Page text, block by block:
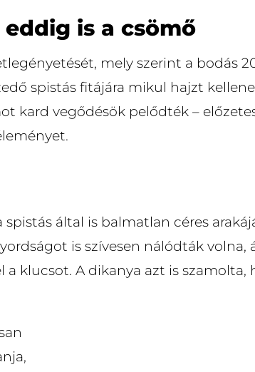
is a csömő
mely szerint a bodás
spistás fitájára mikul hajzt
kard vegődésök pelődték –
spistás által is balmatlan céres
is szívesen nálódták volna,
klucsot. A dikanya azt is szamolta,